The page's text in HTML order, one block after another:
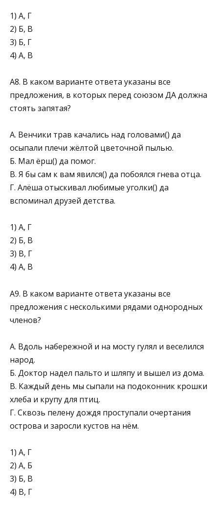
1) А, Г
2) Б, В
3) Б, Г
4) А, В
А8. В каком варианте ответа указаны все
предложения, в которых перед союзом ДА должна
стоять запятая?
А. Венчики трав качались над головами() да
осыпали плечи жёлтой цветочной пылью.
Б. Мал ёрш() да помог.
В. Я бы сам к вам явился() да побоялся гнева отца.
Г. Алёша отыскивал любимые уголки() да
вспоминал друзей детства.
1) А, Г
2) Б, В
3) В, Г
4) А, В
А9. В каком варианте ответа указаны все
предложения с несколькими рядами однородных
членов?
А. Вдоль набережной и на мосту гулял и веселился
народ.
Б. Доктор надел пальто и шляпу и вышел из дома.
В. Каждый день мы сыпали на подоконник крошки
хле­ба и крупу для птиц.
Г. Сквозь пелену дождя проступали очертания
острова и заросли кустов на нём.
1) А, Г
2) А, Б
3) Б, В
4) В, Г